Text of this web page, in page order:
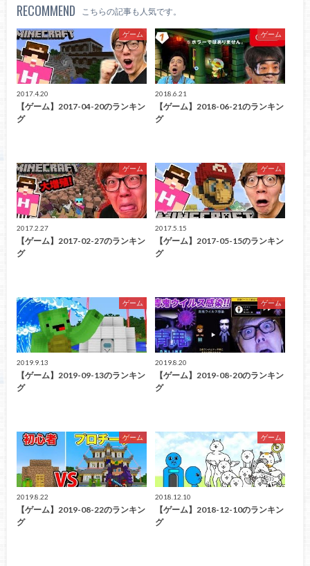
RECOMMEND こちらの記事も人気です。
ゲーム
2017.4.20
【ゲーム】2017-04-20のランキン
グ
ゲーム
2018.6.21
【ゲーム】2018-06-21のランキン
グ
ゲーム
2017.2.27
【ゲーム】2017-02-27のランキン
グ
ゲーム
2017.5.15
【ゲーム】2017-05-15のランキン
グ
ゲーム
2019.9.13
【ゲーム】2019-09-13のランキン
グ
ゲーム
2019.8.20
【ゲーム】2019-08-20のランキン
グ
ゲーム
2019.8.22
【ゲーム】2019-08-22のランキン
グ
ゲーム
2018.12.10
【ゲーム】2018-12-10のランキン
グ